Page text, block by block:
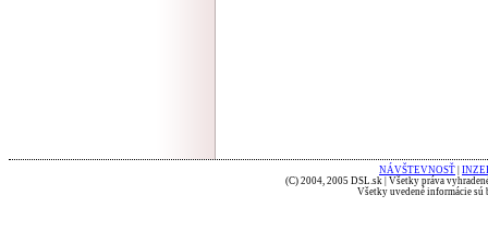
NÁVŠTEVNOSŤ
(C) 2004, 2005 DSL.sk | Všetky práva
Všetky uvedené informácie sú